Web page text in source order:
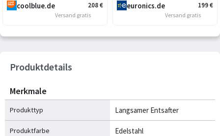
208€
coolblue.de
Versand gratis
199€
euronics.de
Versand gratis
Produktdetails
Merkmale
Produkttyp Langsamer Entsafter
Produktfarbe Edelstahl